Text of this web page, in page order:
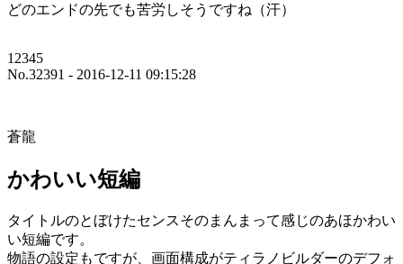
どのエンドの先でも苦労しそうですね（汗）
12345
No.32391 - 2016-12-11 09:15:28
蒼龍
かわいい短編
タイトルのとぼけたセンスそのまんまって感じのあほかわい
い短編です。
物語の設定もですが、画面構成がティラノビルダーのデフォ